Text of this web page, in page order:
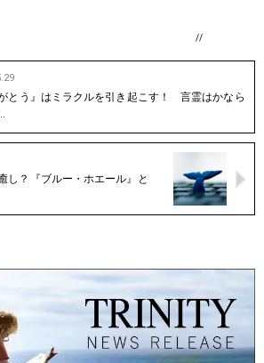
//
がとう』はミラクルを引き起こす！ 言霊はかなら
？『ブルー・ホエール』と